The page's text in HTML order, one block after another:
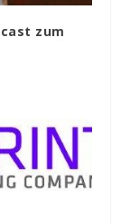
zum